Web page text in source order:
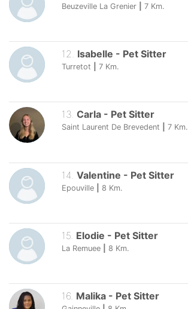
Beuzeville La Grenier 7 Km.
12. Isabelle - Pet Sitter
Turretot 7 Km.
13. Carla - Pet Sitter
Saint Laurent De Brevedent 7 Km.
14 Valentine - Pet Sitter
Epouville 8 Km.
15 Elodie - Pet Sitter
La Remuee 8 Km.
16 Malika - Pet Sitter